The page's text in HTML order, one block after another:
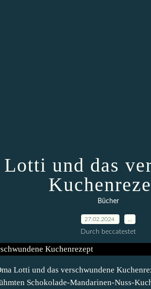
Lotti und das
Bücher
27.02.2024
Durch beccatestet
Lotti und das verschwundene
Schokolade-Mandarinen-Nuss-